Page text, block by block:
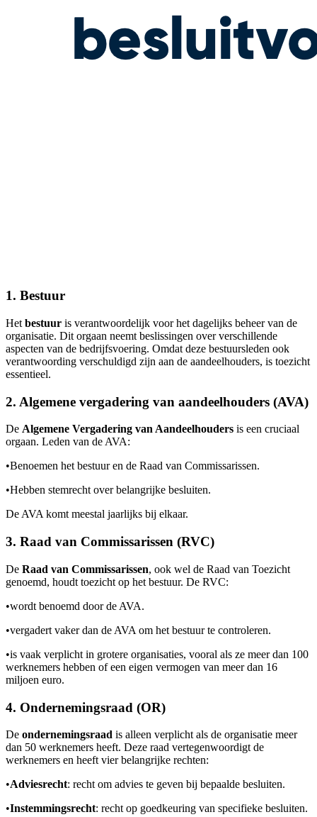
1. Bestuur
Het bestuur is verantwoordelijk voor het dagelijks beheer van de
organisatie. Dit orgaan neemt beslissingen over verschillende
aspecten van de bedrijfsvoering. Omdat deze bestuursleden ook
verantwoording verschuldigd zijn aan de aandeelhouders, is toezicht
essentieel.
2. Algemene vergadering van aandeelhouders (AVA)
De Algemene Vergadering van Aandeelhouders is een cruciaal
orgaan. Leden van de AVA:
•Benoemen het bestuur en de Raad van Commissarissen.
•Hebben stemrecht over belangrijke besluiten.
De AVA komt meestal jaarlijks bij elkaar.
3. Raad van Commissarissen (RVC)
De Raad van Commissarissen, ook wel de Raad van Toezicht
genoemd, houdt toezicht op het bestuur. De RVC:
•wordt benoemd door de AVA.
•vergadert vaker dan de AVA om het bestuur te controleren.
•is vaak verplicht in grotere organisaties, vooral als ze meer dan 100
werknemers hebben of een eigen vermogen van meer dan 16
miljoen euro.
4. Ondernemingsraad (OR)
De ondernemingsraad is alleen verplicht als de organisatie meer
dan 50 werknemers heeft. Deze raad vertegenwoordigt de
werknemers en heeft vier belangrijke rechten:
•Adviesrecht: recht om advies te geven bij bepaalde besluiten.
•Instemmingsrecht: recht op goedkeuring van specifieke besluiten.